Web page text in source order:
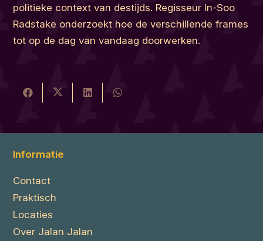
politieke context van destijds. Regisseur In-Soo
Radstake onderzoekt hoe de verschillende frames
tot op de dag van vandaag doorwerken.
Informatie
Contact
Praktisch
Locaties
Over Jalan Jalan